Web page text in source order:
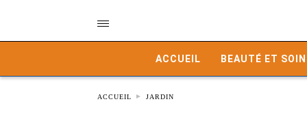
ACCUEIL BEAUTÉ ET SOIN
ACCUEIL JARDIN